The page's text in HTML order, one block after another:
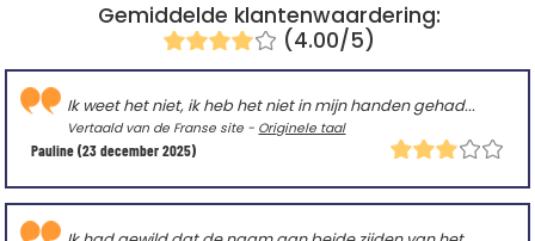
Gemiddelde klantenwaardering:
(4.00/5)
Pauline(23 december 2025)
Ik weet het niet, ik heb het niet in mijn handen gehad...
Vertaald van de Franse site - Originele taal